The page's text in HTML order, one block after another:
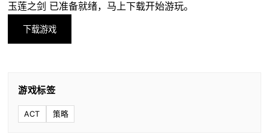
玉莲之剑 已准备就绪，马上下载开始游玩。
下载游戏
游戏标签
ACT 策略